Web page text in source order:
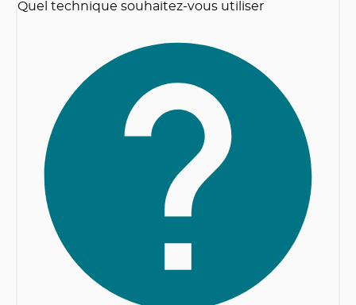
Quel technique souhaitez-vous utiliser